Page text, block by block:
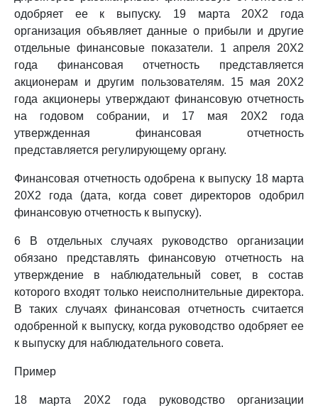
одобряет ее к выпуску. 19 марта 20X2 года
организация объявляет данные о прибыли и другие
отдельные финансовые показатели. 1 апреля 20X2
года финансовая отчетность представляется
акционерам и другим пользователям. 15 мая 20X2
года акционеры утверждают финансовую отчетность
на годовом собрании, и 17 мая 20X2 года
утвержденная финансовая отчетность
представляется регулирующему органу.
Финансовая отчетность одобрена к выпуску 18 марта
20X2 года (дата, когда совет директоров одобрил
финансовую отчетность к выпуску).
6 В отдельных случаях руководство организации
обязано представлять финансовую отчетность на
утверждение в наблюдательный совет, в состав
которого входят только неисполнительные директора.
В таких случаях финансовая отчетность считается
одобренной к выпуску, когда руководство одобряет ее
к выпуску для наблюдательного совета.
Пример
18 марта 20X2 года руководство организации